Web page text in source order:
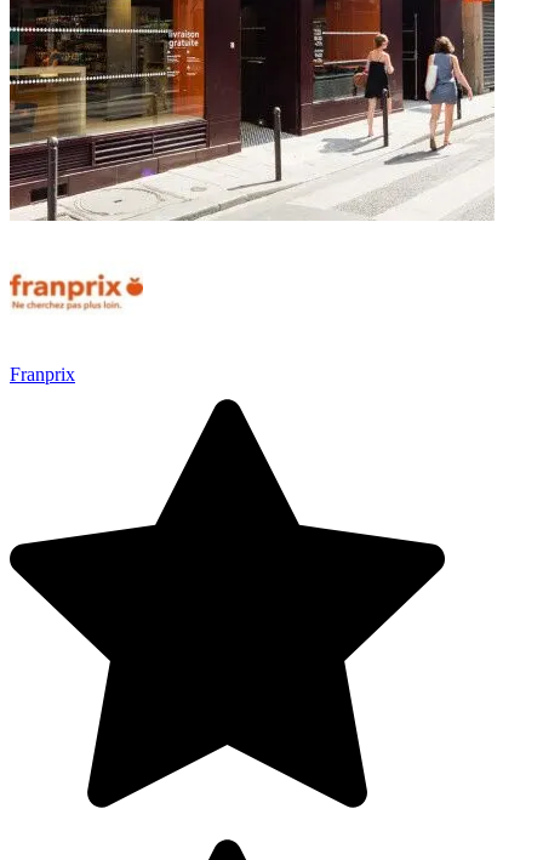
Franprix